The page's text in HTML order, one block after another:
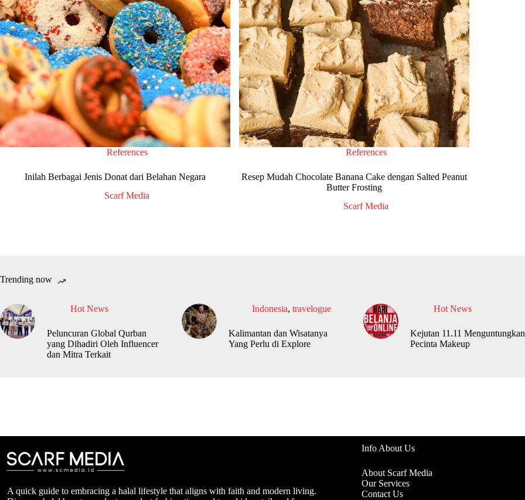
References
Inilah Berbagai Jenis Donat dari Belahan Negara
Scarf Media
References
Resep Mudah Chocolate Banana Cake dengan Salted Peanut
Butter Frosting
Scarf Media
Trending now
Hot News
Peluncuran Global Qurban
yang Dihadiri Oleh Influencer
dan Mitra Terkait
Indonesia, travelogue
Kalimantan dan Wisatanya
Yang Perlu di Explore
Hot News
Kejutan 11.11 Menguntungkan
Pecinta Makeup
A quick guide to embracing a halal lifestyle that aligns with faith and modern living.
Info About Us
About Scarf Media
Our Services
Contact Us